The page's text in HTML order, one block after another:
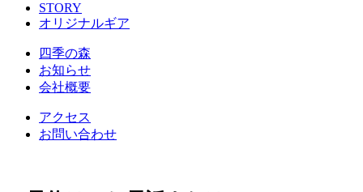
STORY
オリジナルギア
四季の森
お知らせ
会社概要
アクセス
お問い合わせ